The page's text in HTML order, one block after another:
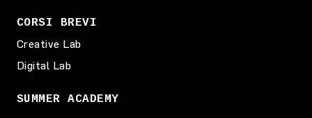
CORSI BREVI
Creative Lab
Digital Lab
SUMMER ACADEMY